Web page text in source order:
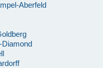
Aberfeld
Diamond